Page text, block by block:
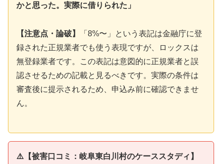
かと思った。実際に借りられた」
【注意点・論破】
「8%〜」という表記は金融庁に登
録された正規業者でも使う表現ですが、ロックスは
無登録業者です。この表記は意図的に正規業者と誤
認させるための記載と見るべきです。実際の条件は
審査後に提示されるため、申込み前に確認できませ
ん。
⚠️【被害口コミ：岐阜東白川村のケーススタディ】